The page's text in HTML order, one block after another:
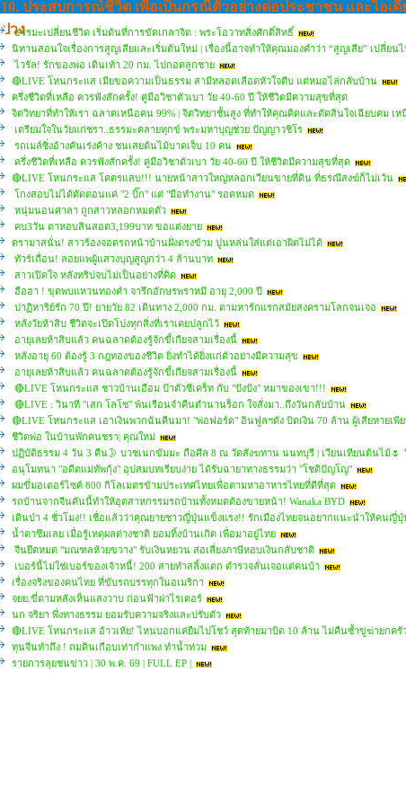
10. ประสบการณ์ชีวิต เพื่อเป็นกรณีตัวอย่างต่อประชาชน และไอเ
ปวงธรรมะเปลี่ยนชีวิต เริ่มต้นที่การขัดเกลาจิต : พระโอวาทสิ่งศักดิ์สิทธิ์
นิทานสอนใจเรื่องการสูญเสียและเริ่มต้นใหม่ | เรื่องนี้อาจทำให้คุณมองคำว่า “สูญเสีย” เปลี่ยน
ไวรัล! รักของพ่อ เดินเท้า 20 กม. ไปกอดลูกชาย
🔴LIVE โหนกระแส เมียขอความเป็นธรรม สามีหลอดเลือดหัวใจตีบ แต่หมอไล่กลับบ้าน
ครึ่งชีวิตที่เหลือ ควรฟังสักครั้ง! คู่มือวิชาตัวเบา วัย 40-60 ปี ให้ชีวิตมีความสุขที่สุด
จิตวิทยาที่ทำให้เรา ฉลาดเหนือคน 99% | จิตวิทยาชั้นสูง ที่ทำให้คุณคิดและตัดสินใจเฉียบคม เห
เตรียมใจในวัยแก่ชรา..ธรรมะคลายทุกข์ พระมหาบุญช่วย ปัญญาวชิโร
รถเมล์ซิ่งอ้างคันเร่งค้าง ชนเสยต้นไม้บาดเจ็บ 10 คน
ครึ่งชีวิตที่เหลือ ควรฟังสักครั้ง! คู่มือวิชาตัวเบา วัย 40-60 ปี ให้ชีวิตมีความสุขที่สุด
🔴LIVE โหนกระแส โคตรแสบ!!! นายหน้าสาวใหญ่หลอกเวียนขายที่ดิน ที่ธรณีสงฆ์ก็ไม่เว้น
โกงสอบไม่ได้ตัดตอนแค่ "2 บิ๊ก" แต่ "มือทำงาน" รอดหมด
หนุ่มนอนศาลา ถูกสาวหลอกหมดตัว
คบ3วัน ตาหอบสินสอด3,199บาท ขอแต่งยาย
ดรามาสนั่น! สาวร้องจอดรถหน้าบ้านฝั่งตรงข้าม ปูนหล่นใส่แต่เอาผิดไม่ได้
ทัวร์เถื่อน! ลอยแพผู้แสวงบุญสูญกว่า 4 ล้านบาท
สาวเปิดใจ หลังทริปจบไม่เป็นอย่างที่คิด
ฮือฮา ! ขุดพบแหวนทองคำ จารึกอักษรพราหมี อายุ 2,000 ปี
ปาฏิหาริย์รัก 70 ปี! ยายวัย 82 เดินทาง 2,000 กม. ตามหารักแรกสมัยสงครามโลกจนเจอ
หลังวัยห้าสิบ ชีวิตจะเปิดโปงทุกสิ่งที่เราเคยปลูกไว้
อายุเลยห้าสิบแล้ว คนฉลาดต้องรู้จักขี้เกียจสามเรื่องนี้
หลังอายุ 60 ต้องรู้ 3 กฎทองของชีวิต ยิ่งทำได้ยิ่งแก่ตัวอย่างมีความสุข
อายุเลยห้าสิบแล้ว คนฉลาดต้องรู้จักขี้เกียจสามเรื่องนี้
🔴LIVE โหนกระแส ชาวบ้านเอือม ป้าตัวซีเคร็ท กับ "ปังปัง" หมาของเขา!!!
🔴LIVE : วินาที "เสก โลโซ" พ้นเรือนจำคืนตำนานร็อก ใจสั่งมา..ถึงวันกลับบ้าน
🔴LIVE โหนกระแส เอาเงินพวกฉันคืนมา! "พ่อฟอร์ด" อินฟูลฯดัง บิดเงิน 70 ล้าน ผู้เสียหายเพี
ชีวิตพ่อ ในบ้านพักคนชรา| คุณใหม่
ปฏิบัติธรรม 4 วัน 3 คืน🌛 บวชเนกขัมมะ ถือศีล 8 ณ วัดสังฆทาน นนทบุรี | เวียนเทียนต้นไม้🌷
อนุโมทนา "อดีตแม่ทัพกุ้ง" อุปสมบทเรียบง่าย ได้รับฉายาทางธรรมว่า "โชติปัญโญ"
ผมขี่มอเตอร์ไซค์ 800 กิโลเมตรข้ามประเทศไทยเพื่อตามหาอาหารไทยที่ดีที่สุด
รถบ้านจากจีนคันนี้ทำให้อุตสาหกรรมรถบ้านทั้งหมดต้องขายหน้า! Wanaka BYD
เดินป่า 4 ชั่วโมง!! เชื่อแล้วว่าคุณยายชาวญี่ปุ่นแข็งแรง!! รักเมืองไทยจนอยากแนะนำให้คนญี่ปุ่
น้ำตาซึมเลย เมื่อรู้เหตุผลต่างชาติ ยอมทิ้งบ้านเกิด เพื่อมาอยู่ไทย
จีนยึดหมด "มณฑลห้วยขวาง" รับเงินหยวน ส่อเลี่ยงภาษีหอบเงินกลับชาติ
เบอร์นี้ไม่ใช่เบอร์ของเจ้าหนี้! 200 สายทำสลิ้งแตก ตำรวจลั่นเจอแต่คนบ้า
เรื่องจริงของคนไทย ที่ขับรถบรรทุกในอเมริกา
จยย.ขี่ตามหลังเห็นแสงวาบ ก่อนฟ้าผ่าไรเดอร์
นก จริยา พึ่งทางธรรม ยอมรับความจริงและปรับตัว
🔴LIVE โหนกระแส อ้าวเห้ย! ไหนบอกแค่ยืมไปโชว์ สุดท้ายมาบิด 10 ล้าน ไม่คืนซ้ำขู่ฆ่ายกครั
ทุนจีนทำถึง ! ถมดินเกือบเท่ากำแพง ทำน้ำท่วม
รายการลุยชนข่าว | 30 พ.ค. 69 | FULL EP |